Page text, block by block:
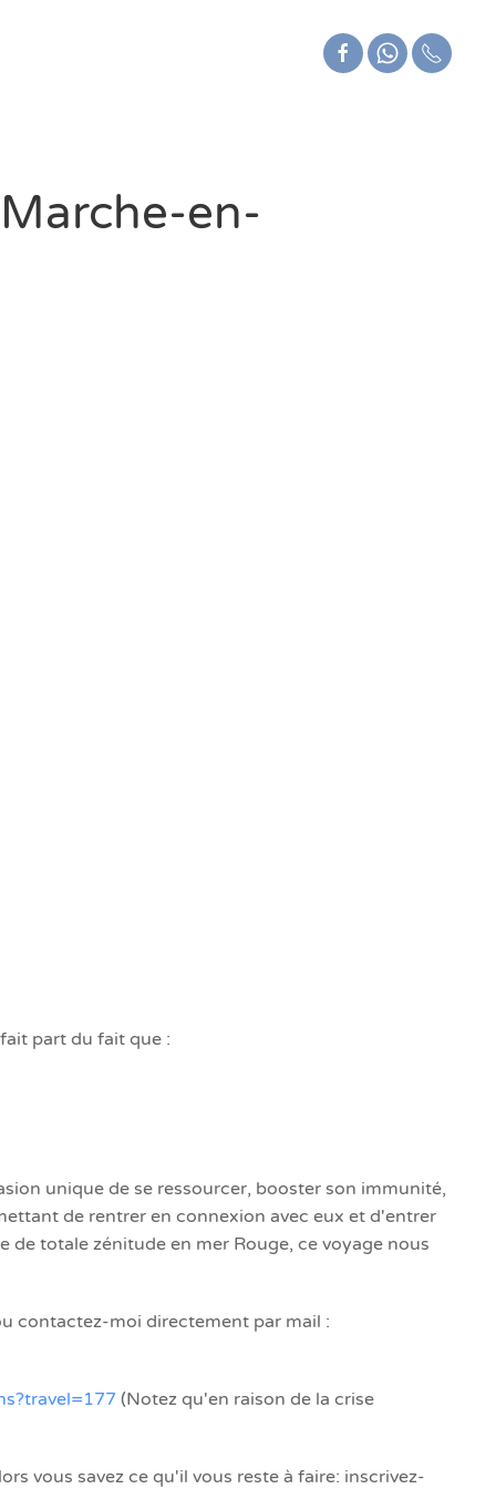
en-
part du fait que :
unique de se ressourcer, booster son immunité,
de rentrer en connexion avec eux et d'entrer
totale zénitude en mer Rouge, ce voyage nous
contactez-moi directement par mail :
(Notez qu'en raison de la crise
vous savez ce qu'il vous reste à faire: inscrivez-